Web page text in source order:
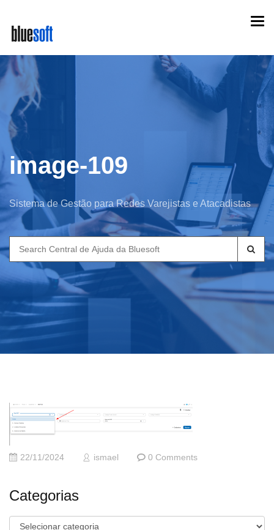
main
content
image-109
Sistema de Gestão para Redes Varejistas e Atacadistas
Search
for:
22/11/2024 ismael 0 Comments
Categorias
Categorias